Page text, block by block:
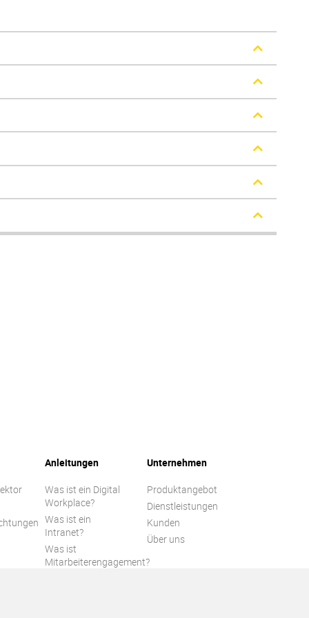
Anleitungen
Was ist ein Digital
Workplace?
Was ist ein
Intranet?
Was ist
Mitarbeiterengagement?
Unternehmen
Produktangebot
Dienstleistungen
Kunden
Über uns